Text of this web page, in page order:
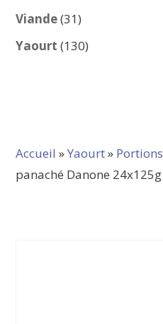
Viande 3131
produits
Yaourt 130130
Accueil »Yaourt» Portions
panaché Danone 24x125g